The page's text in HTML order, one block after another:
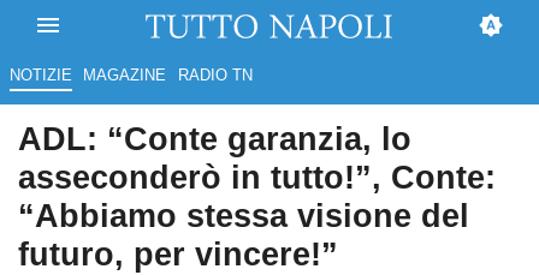
NOTIZIE MAGAZINE RADIO TN
ADL: “Conte garanzia, lo
asseconderò in tutto!”, Conte:
“Abbiamo stessa visione del
futuro, per vincere!”